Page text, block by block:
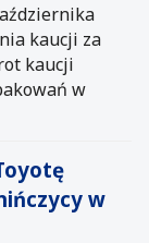
kaucji za
kaucji
w
w